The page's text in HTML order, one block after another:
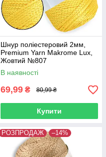
Шнур поліестеровий 2мм,
Premium Yarn Makrome Lux,
Жовтий №807
В наявності
69,99 ₴ 80,99 ₴
Купити
РОЗПРОДАЖ –14%